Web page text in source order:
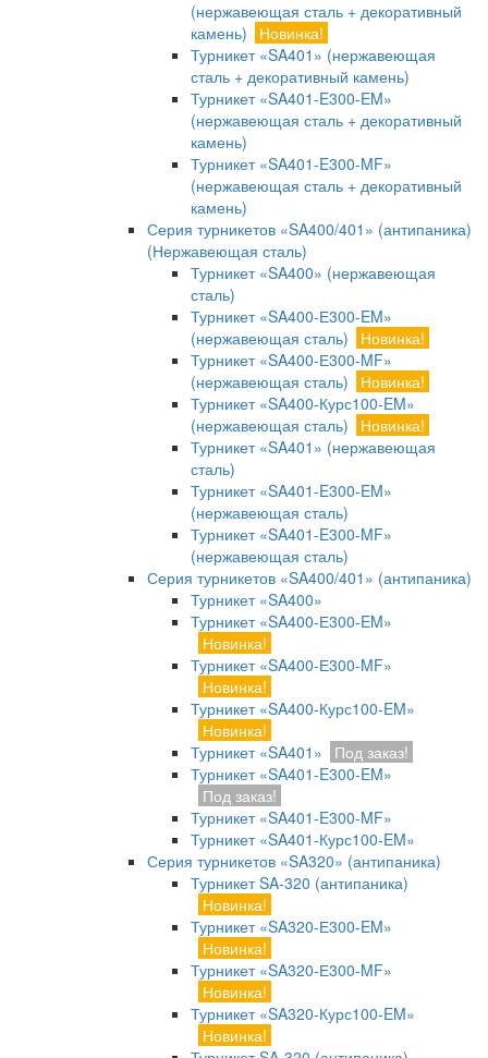
(нержавеющая сталь + декоративный
камень)
Новинка!
Турникет «SA401» (нержавеющая
сталь + декоративный камень)
Турникет «SA401-E300-EM»
(нержавеющая сталь + декоративный
камень)
Турникет «SA401-E300-MF»
(нержавеющая сталь + декоративный
камень)
Серия турникетов «SA400/401» (антипаника)
(Нержавеющая сталь)
Турникет «SA400» (нержавеющая
сталь)
Турникет «SA400-Е300-EM»
(нержавеющая сталь)
Новинка!
Турникет «SA400-Е300-MF»
(нержавеющая сталь)
Новинка!
Турникет «SA400-Курс100-EM»
(нержавеющая сталь)
Новинка!
Турникет «SA401» (нержавеющая
сталь)
Турникет «SA401-E300-EM»
(нержавеющая сталь)
Турникет «SA401-E300-MF»
(нержавеющая сталь)
Серия турникетов «SA400/401» (антипаника)
Турникет «SA400»
Турникет «SA400-Е300-EM»
Новинка!
Турникет «SA400-Е300-MF»
Новинка!
Турникет «SA400-Курс100-EM»
Новинка!
Турникет «SA401»
Под заказ!
Турникет «SA401-E300-EM»
Под заказ!
Турникет «SA401-E300-MF»
Турникет «SA401-Курс100-EM»
Серия турникетов «SA320» (антипаника)
Турникет SA-320 (антипаника)
Новинка!
Турникет «SA320-Е300-EM»
Новинка!
Турникет «SA320-Е300-MF»
Новинка!
Турникет «SA320-Курс100-EM»
Новинка!